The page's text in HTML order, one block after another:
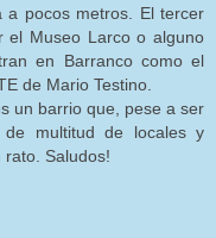
a pocos metros. El tercer
el Museo Larco o alguno
en Barranco como el
de Mario Testino.
un barrio que, pese a ser
de multitud de locales y
Saludos!